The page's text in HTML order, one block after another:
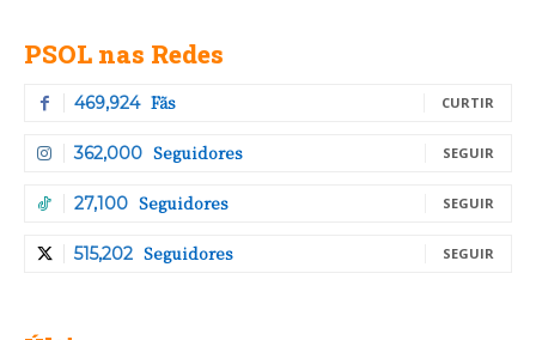
PSOL nas Redes
469,924 Fãs CURTIR
362,000 Seguidores SEGUIR
27,100 Seguidores SEGUIR
515,202 Seguidores SEGUIR